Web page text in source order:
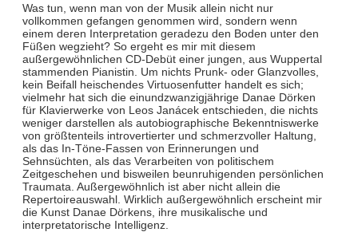
Was tun, wenn man von der Musik allein nicht nur
vollkommen gefangen genommen wird, sondern wenn
einem deren Interpretation geradezu den Boden unter den
Füßen wegzieht? So ergeht es mir mit diesem
außergewöhnlichen CD-Debüt einer jungen, aus Wuppertal
stammenden Pianistin. Um nichts Prunk- oder Glanzvolles,
kein Beifall heischendes Virtuosenfutter handelt es sich;
vielmehr hat sich die einundzwanzigjährige Danae Dörken
für Klavierwerke von Leos Janácek entschieden, die nichts
weniger darstellen als autobiographische Bekenntniswerke
von größtenteils introvertierter und schmerzvoller Haltung,
als das In-Töne-Fassen von Erinnerungen und
Sehnsüchten, als das Verarbeiten von politischem
Zeitgeschehen und bisweilen beunruhigenden persönlichen
Traumata. Außergewöhnlich ist aber nicht allein die
Repertoireauswahl. Wirklich außergewöhnlich erscheint mir
die Kunst Danae Dörkens, ihre musikalische und
interpretatorische Intelligenz.